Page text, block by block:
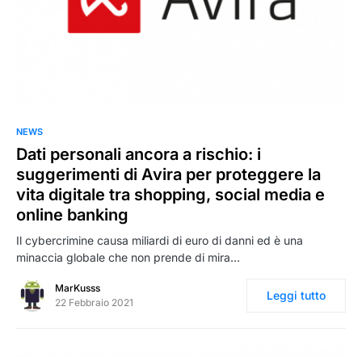
NEWS
Dati personali ancora a rischio: i
suggerimenti di Avira per proteggere la
vita digitale tra shopping, social media e
online banking
Il cybercrimine causa miliardi di euro di danni ed è una
minaccia globale che non prende di mira…
MarKusss
22 Febbraio 2021
Leggi tutto